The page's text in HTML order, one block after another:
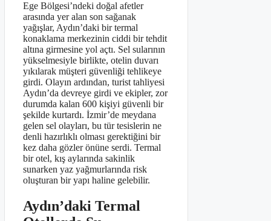
Ege Bölgesi’ndeki doğal afetler
arasında yer alan son sağanak
yağışlar, Aydın’daki bir termal
konaklama merkezinin ciddi bir tehdit
altına girmesine yol açtı. Sel sularının
yükselmesiyle birlikte, otelin duvarı
yıkılarak müşteri güvenliği tehlikeye
girdi. Olayın ardından, turist tahliyesi
Aydın’da devreye girdi ve ekipler, zor
durumda kalan 600 kişiyi güvenli bir
şekilde kurtardı. İzmir’de meydana
gelen sel olayları, bu tür tesislerin ne
denli hazırlıklı olması gerektiğini bir
kez daha gözler önüne serdi. Termal
bir otel, kış aylarında sakinlik
sunarken yaz yağmurlarında risk
oluşturan bir yapı haline gelebilir.
Aydın’daki Termal